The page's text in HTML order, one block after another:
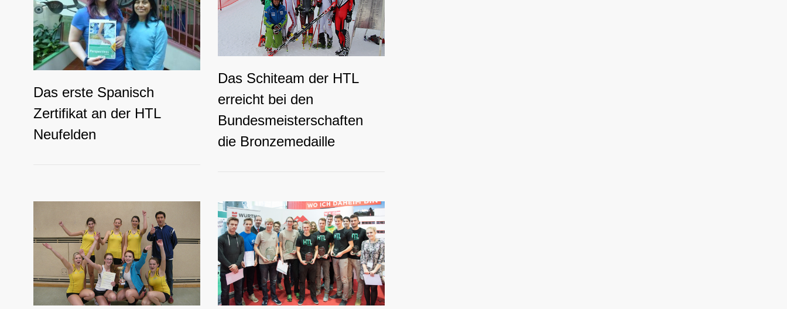
Das erste Spanisch
Zertifikat an der HTL
Neufelden
Das Schiteam der HTL
erreicht bei den
Bundesmeisterschaften
die Bronzemedaille